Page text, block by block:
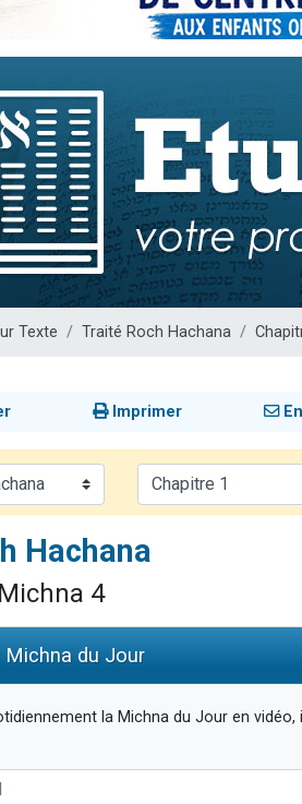
2 nouvelles musiques
8 personnes viennent
Ariel vient de donner son
Il reste 49 places
Nathaniel vient de donner
6 personnes viennent
3 personnes viennent de
Texte Traité Roch Hachana
Imprimer
Hachana
4
du Jour
la Michna du Jour en